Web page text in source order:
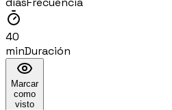
40
minDuración
Marcar
como
visto